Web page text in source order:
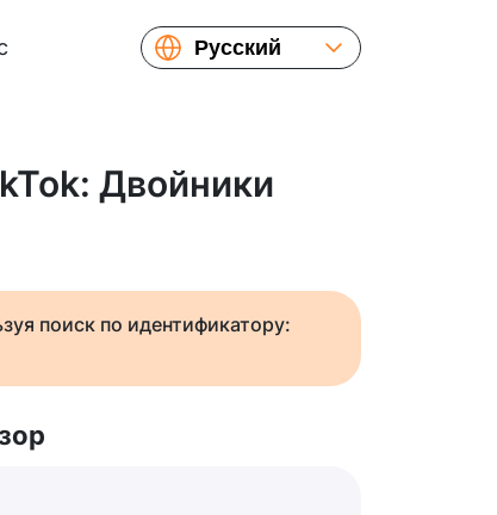
Русский
Français
Двойники
поиск по идентификатору: